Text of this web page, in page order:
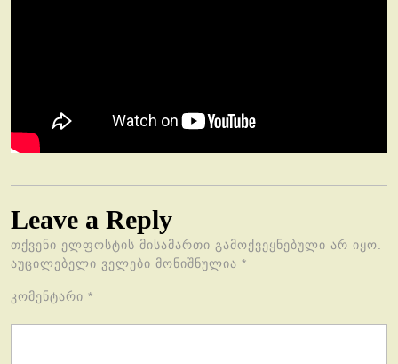
Leave a Reply
თქვენი ელფოსტის მისამართი გამოქვეყნებული არ იყო.
აუცილებელი ველები მონიშნულია *
კომენტარი *